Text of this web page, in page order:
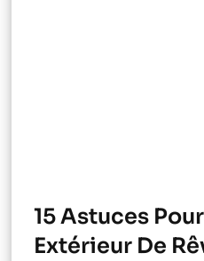
15 Astuces
Extérieur De